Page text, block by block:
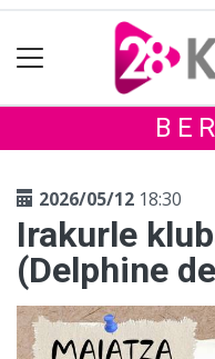
2026/05/12 18:30
Irakurle
(Delphine